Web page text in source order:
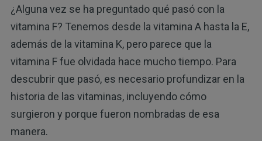
¿Alguna vez se ha preguntado qué pasó con la
vitamina F? Tenemos desde la vitamina A hasta la E,
además de la vitamina K, pero parece que la
vitamina F fue olvidada hace mucho tiempo. Para
descubrir que pasó, es necesario profundizar en la
historia de las vitaminas, incluyendo cómo
surgieron y porque fueron nombradas de esa
manera.